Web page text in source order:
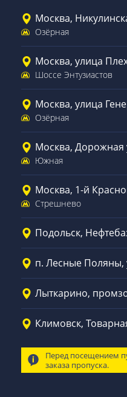
Москва,
Озёрная
Москва, улица
Шоссе Энтузиастов
Москва, улица
Озёрная
Москва, Дорожная
Южная
Москва, 1-й
Стрешнево
Подольск,
п. Лесные Поляны,
Лыткарино,
Климовск,
Перед посещением
заказа пропуска.